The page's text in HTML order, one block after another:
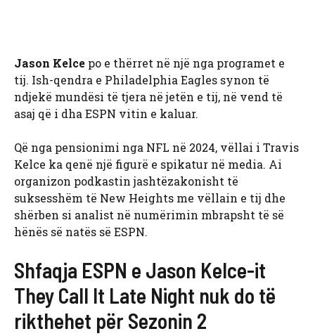
Jason Kelce po e thërret në një nga programet e
tij. Ish-qendra e Philadelphia Eagles synon të
ndjekë mundësi të tjera në jetën e tij, në vend të
asaj që i dha ESPN vitin e kaluar.
Që nga pensionimi nga NFL në 2024, vëllai i Travis
Kelce ka qenë një figurë e spikatur në media. Ai
organizon podkastin jashtëzakonisht të
suksesshëm të New Heights me vëllain e tij dhe
shërben si analist në numërimin mbrapsht të së
hënës së natës së ESPN.
Shfaqja ESPN e Jason Kelce-it
They Call It Late Night nuk do të
rikthehet për Sezonin 2